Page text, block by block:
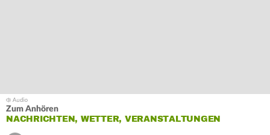
Zum Anhören
NACHRICHTEN, WETTER, VERANSTALTUNGEN